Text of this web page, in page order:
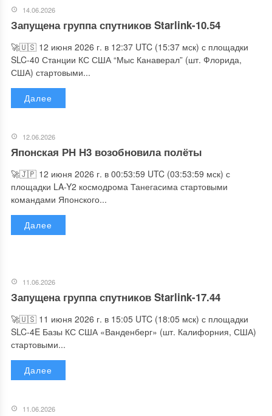
14.06.2026
Запущена группа спутников Starlink-10.54
🚀🇺🇸 12 июня 2026 г. в 12:37 UTC (15:37 мск) с площадки
SLC-40 Станции КС США “Мыс Канаверал” (шт. Флорида,
США) стартовыми...
Далее
12.06.2026
Японская РН Н3 возобновила полёты
🚀🇯🇵 12 июня 2026 г. в 00:53:59 UTC (03:53:59 мск) с
площадки LA-Y2 космодрома Танегасима стартовыми
командами Японского...
Далее
11.06.2026
Запущена группа спутников Starlink-17.44
🚀🇺🇸 11 июня 2026 г. в 15:05 UTC (18:05 мск) с площадки
SLC-4E Базы КС США «Ванденберг» (шт. Калифорния, США)
стартовыми...
Далее
11.06.2026